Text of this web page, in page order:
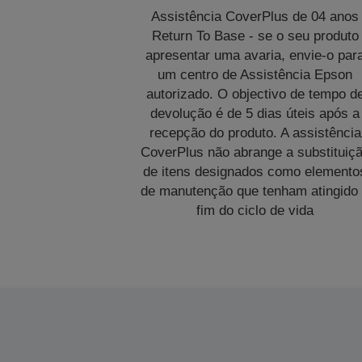
Assistência CoverPlus de 04 anos
Return To Base - se o seu produto
apresentar uma avaria, envie-o
um centro de Assistência Epson
autorizado. O objectivo de tempo
devolução é de 5 dias úteis após a
recepção do produto. A assistência
CoverPlus não abrange a
de itens designados como
de manutenção que tenham atingido
fim do ciclo de vida